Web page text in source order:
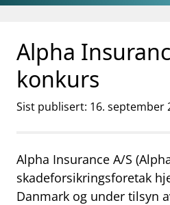
Gå til hovedinnhold
Gå til søkesiden
Alpha
konkurs
Sist publisert: 16. september
Alpha Insurance A/S
skadeforsikringsforetak
Danmark og under tilsyn